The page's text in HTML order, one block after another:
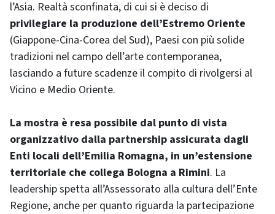
l’Asia. Realtà sconfinata, di cui si è deciso di
privilegiare la produzione dell’Estremo Oriente
(Giappone-Cina-Corea del Sud), Paesi con più solide
tradizioni nel campo dell’arte contemporanea,
lasciando a future scadenze il compito di rivolgersi al
Vicino e Medio Oriente.
La mostra è resa possibile dal punto di vista
organizzativo dalla partnership assicurata dagli
Enti locali dell’Emilia Romagna, in un’estensione
territoriale che collega Bologna a Rimini. La
leadership spetta all’Assessorato alla cultura dell’Ente
Regione, anche per quanto riguarda la partecipazione